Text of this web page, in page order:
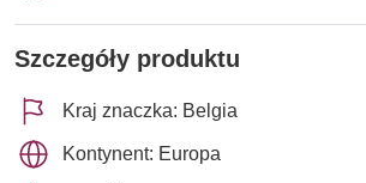
Szczegóły produktu
Kraj znaczka: Belgia
Kontynent: Europa